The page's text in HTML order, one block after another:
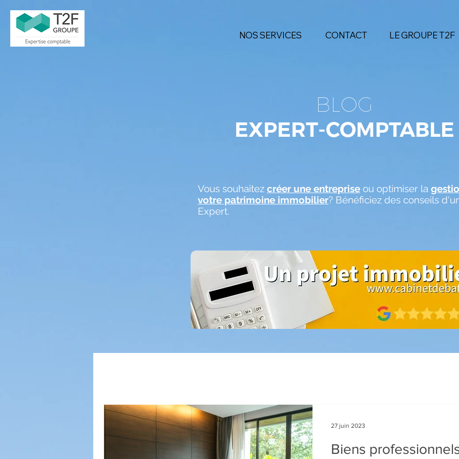
NOS SERVICES CONTACT LE GROUPE T2F
BLOG
EXPERT-COMPTABLE
Vous souhaitez créer une entreprise ou optimiser la
votre patrimoine immobilier? Bénéficiez des conseils
Expert.
Biens
27 juin 2023